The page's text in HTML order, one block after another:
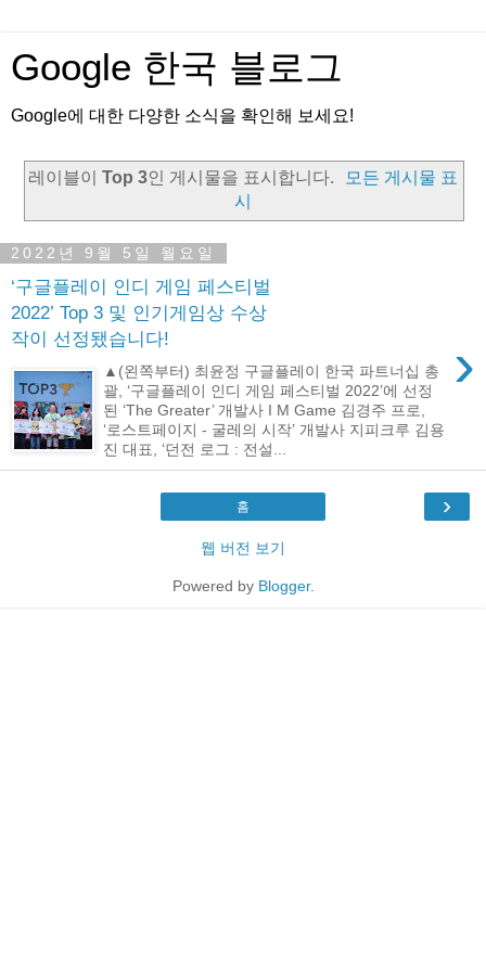
Google 한국 블로그
Google에 대한 다양한 소식을 확인해 보세요!
레이블이 Top 3인 게시물을 표시합니다.
모든 게시물 표
시
2022년 9월 5일 월요일
‘구글플레이 인디 게임 페스티벌
2022’ Top 3 및 인기게임상 수상
작이 선정됐습니다!
›
▲(왼쪽부터) 최윤정 구글플레이 한국 파트너십 총
괄, ‘구글플레이 인디 게임 페스티벌 2022’에 선정
된 ‘The Greater’ 개발사 I M Game 김경주 프로,
‘로스트페이지 - 굴레의 시작’ 개발사 지피크루 김용
진 대표, ‘던전 로그 : 전설...
›
홈
웹 버전 보기
Powered by Blogger.